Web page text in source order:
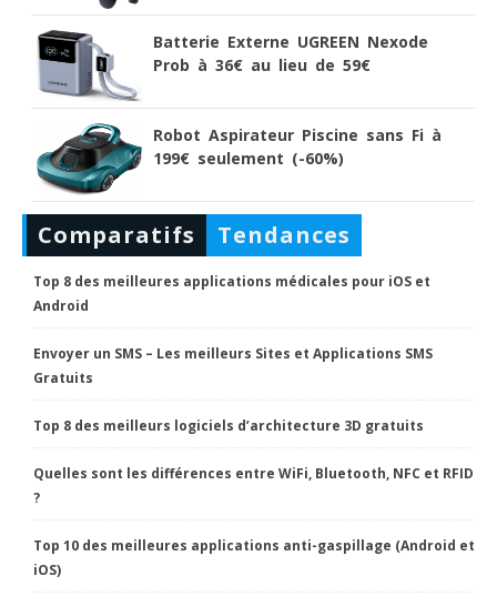
Batterie Externe UGREEN Nexode
Prob à 36€ au lieu de 59€
Robot Aspirateur Piscine sans Fi à
199€ seulement (-60%)
Comparatifs Tendances
Top 8 des meilleures applications médicales pour iOS et
Android
Envoyer un SMS – Les meilleurs Sites et Applications SMS
Gratuits
Top 8 des meilleurs logiciels d’architecture 3D gratuits
Quelles sont les différences entre WiFi, Bluetooth, NFC et RFID
?
Top 10 des meilleures applications anti-gaspillage (Android et
iOS)